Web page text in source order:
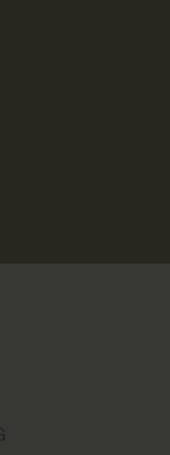
partner